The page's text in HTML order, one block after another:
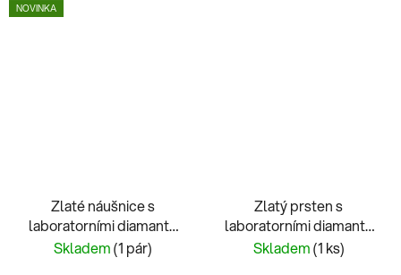
NOVINKA
Zlaté náušnice s
laboratorními diamanty
0,5ct
Skladem(1 pár)
Zlatý prsten s
laboratorními diamanty
0,6ct
Skladem(1 ks)